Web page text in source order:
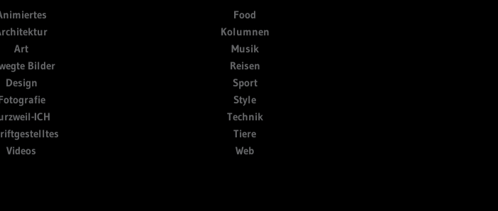
Art
Bilder
Design
ICH
Videos
Food
Kolumnen
Musik
Reisen
Sport
Style
Technik
Tiere
Web